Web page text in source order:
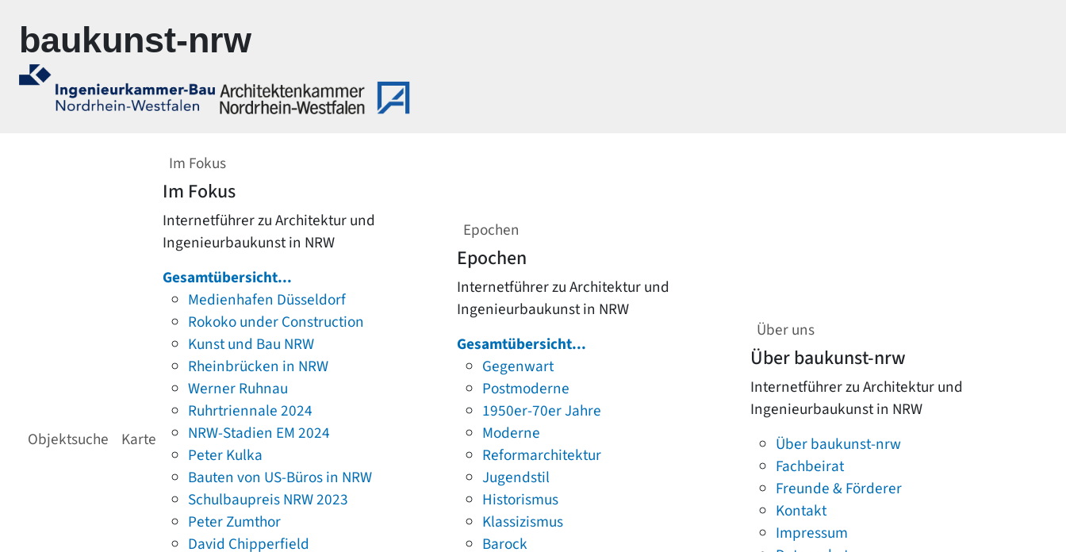
baukunst-nrw
Objektsuche Karte
Im Fokus
Im Fokus
Internetführer zu Architektur und
Ingenieurbaukunst in NRW
Gesamtübersicht...
Medienhafen Düsseldorf
Rokoko under Construction
Kunst und Bau NRW
Rheinbrücken in NRW
Werner Ruhnau
Ruhrtriennale 2024
NRW-Stadien EM 2024
Peter Kulka
Bauten von US-Büros in NRW
Schulbaupreis NRW 2023
Peter Zumthor
David Chipperfield
Epochen
Epochen
Internetführer zu Architektur und
Ingenieurbaukunst in NRW
Gesamtübersicht...
Gegenwart
Postmoderne
1950er-70er Jahre
Moderne
Reformarchitektur
Jugendstil
Historismus
Klassizismus
Barock
Über uns
Über baukunst-nrw
Internetführer zu Architektur und
Ingenieurbaukunst in NRW
Über baukunst-nrw
Fachbeirat
Freunde & Förderer
Kontakt
Impressum